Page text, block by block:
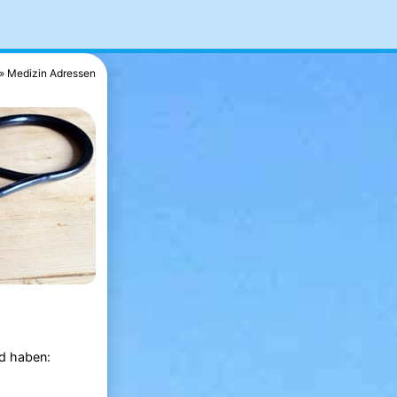
Medizin Adressen
haben: